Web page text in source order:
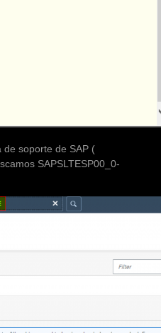
soporte de SAP (
SAPSLTESP00_0-